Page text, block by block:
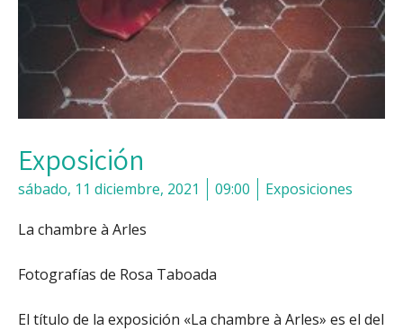
Exposición
sábado, 11 diciembre, 2021 09:00 Exposiciones
La chambre à Arles
Fotografías de Rosa Taboada
El título de la exposición «La chambre à Arles» es el del